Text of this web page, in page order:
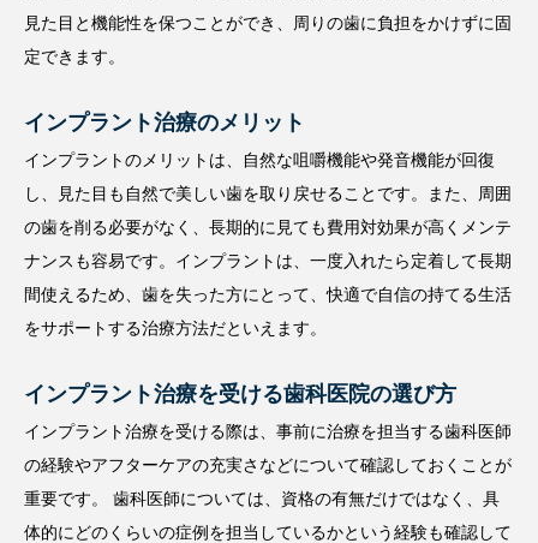
見た目と機能性を保つことができ、周りの歯に負担をかけずに固
定できます。
インプラント治療のメリット
インプラントのメリットは、自然な咀嚼機能や発音機能が回復
し、見た目も自然で美しい歯を取り戻せることです。また、周囲
の歯を削る必要がなく、長期的に見ても費用対効果が高くメンテ
ナンスも容易です。インプラントは、一度入れたら定着して長期
間使えるため、歯を失った方にとって、快適で自信の持てる生活
をサポートする治療方法だといえます。
インプラント治療を受ける歯科医院の選び方
インプラント治療を受ける際は、事前に治療を担当する歯科医師
の経験やアフターケアの充実さなどについて確認しておくことが
重要です。 歯科医師については、資格の有無だけではなく、具
体的にどのくらいの症例を担当しているかという経験も確認して